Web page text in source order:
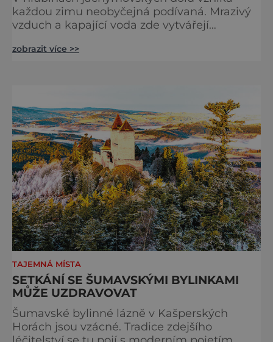
každou zimu neobyčejná podívaná. Mrazivý
vzduch a kapající voda zde vytvářejí
křišťálové sochy. Toto jedinečné „ledové
zobrazit více >>
TAJEMNÁ MÍSTA
SETKÁNÍ SE ŠUMAVSKÝMI BYLINKAMI
MŮŽE UZDRAVOVAT
Šumavské bylinné lázně v Kašperských
Horách jsou vzácné. Tradice zdejšího